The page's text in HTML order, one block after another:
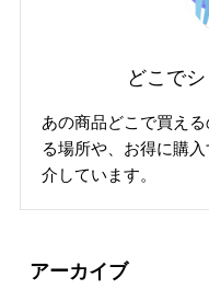
どこで
あの商品どこで買え
る場所や、お得に購
介しています。
アーカイブ